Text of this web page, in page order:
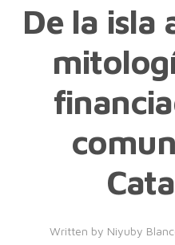
De la isla
Written by Niyuby